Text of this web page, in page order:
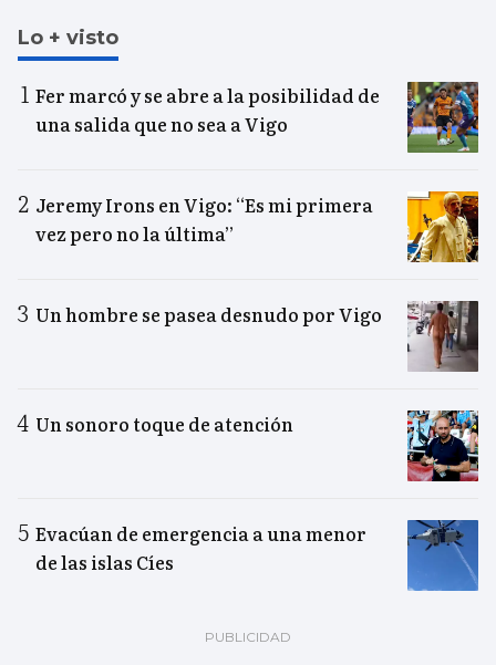
Lo + visto
Fer marcó y se abre a la posibilidad de
una salida que no sea a Vigo
Jeremy Irons en Vigo: “Es mi primera
vez pero no la última”
Un hombre se pasea desnudo por Vigo
Un sonoro toque de atención
Evacúan de emergencia a una menor
de las islas Cíes